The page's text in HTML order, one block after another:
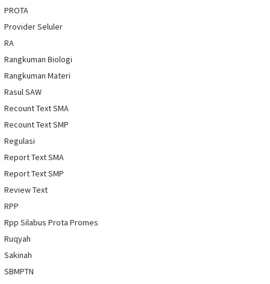
PROTA
Provider Seluler
RA
Rangkuman Biologi
Rangkuman Materi
Rasul SAW
Recount Text SMA
Recount Text SMP
Regulasi
Report Text SMA
Report Text SMP
Review Text
RPP
Rpp Silabus Prota Promes
Ruqyah
Sakinah
SBMPTN